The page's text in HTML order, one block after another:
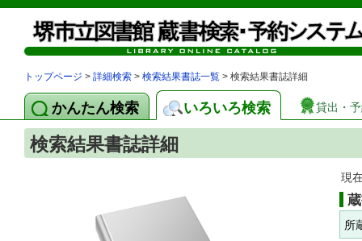
トップページ > 詳細検索 > 検索結果書誌一覧 > 検索結果書誌詳細
かんたん検索 いろいろ検索 貸出・
検索結果書誌詳細
現
所